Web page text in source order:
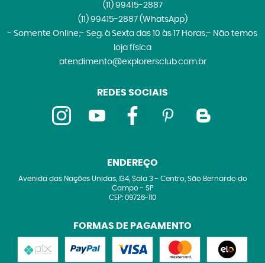
(11)99415-2887
(11)99415-2887 (WhatsApp)
- Somente Online;- Seg. à Sexta das 10 às 17 Horas;- Não temos
loja física
atendimento@explorersclub.com.br
REDES SOCIAIS
ENDEREÇO
Avenida das Nações Unidas, 134, Sala 3- Centro, São Bernardo do
Campo- SP
CEP: 09726-110
FORMAS DE PAGAMENTO